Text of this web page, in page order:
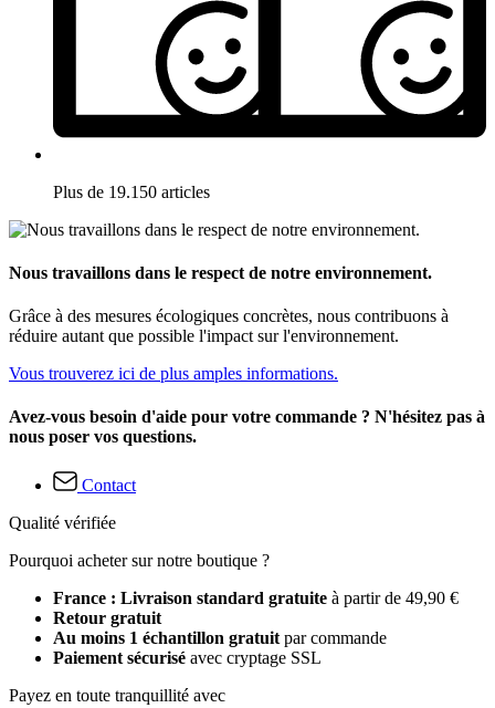
Plus de 19.150 articles
Nous travaillons dans le respect de notre environnement.
Grâce à des mesures écologiques concrètes, nous contribuons à
réduire autant que possible l'impact sur l'environnement.
Vous trouverez ici de plus amples informations.
Avez-vous besoin d'aide pour votre commande ? N'hésitez pas à
nous poser vos questions.
Contact
Qualité vérifiée
Pourquoi acheter sur notre boutique ?
France : Livraison standard gratuite à partir de 49,90 €
Retour gratuit
Au moins 1 échantillon gratuit par commande
Paiement sécurisé avec cryptage SSL
Payez en toute tranquillité avec